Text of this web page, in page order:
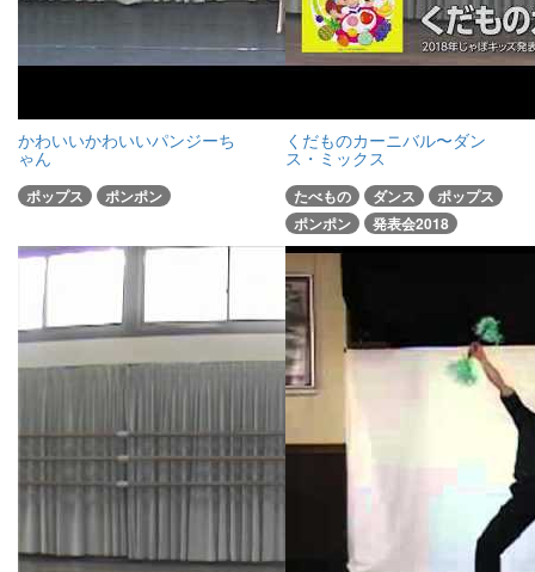
かわいいかわいいパンジーち
ゃん
ポップス ポンポン
くだものカーニバル〜ダン
ス・ミックス
たべもの ダンス
ポップス
ポンポン
発表会2018